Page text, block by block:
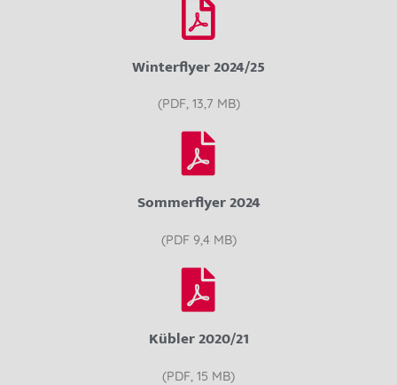
Winterflyer 2024/25
(PDF, 13,7 MB)
Sommerflyer 2024
(PDF 9,4 MB)
Kübler 2020/21
(PDF, 15 MB)